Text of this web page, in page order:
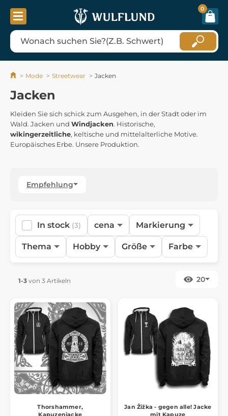
0
Mode Streetwear Jacken
Jacken
Kleiden Sie sich schick zum Ausgehen, in der Stadt oder im
Wald. Jacken und Windjacken. Historische,
wikingerzeitliche, keltische und mittelalterliche Motive.
Europäisches Erbe. Unsere Produktion.
Empfehlung
In stock (3) cena Markierung
Thema Hobby Größe Farbe
1-3 von 3 Artikeln 20
Thorshammer,
Jan Žižka - gegen alle! Jacke